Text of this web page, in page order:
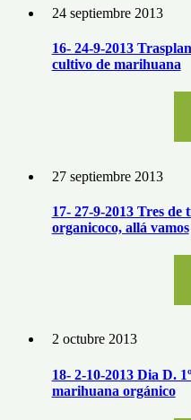
24 septiembre 2013
16- 24-9-2013
cultivo de marihuana
27 septiembre 2013
17- 27-9-2013 Tres
organicoco, allá vamos
2 octubre 2013
18- 2-10-2013 Dia D.
marihuana orgánico